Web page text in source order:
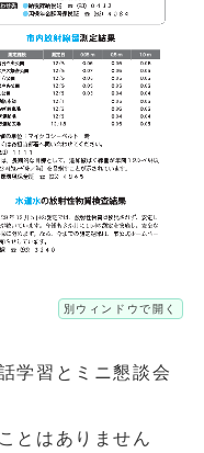
別ウィンドウで開く
学習とミニ懇談会
とはありません